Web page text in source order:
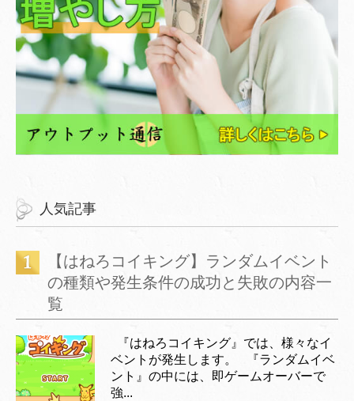
人気記事
【はねろコイキング】ランダムイベント
の種類や発生条件の成功と失敗の内容一
覧
『はねろコイキング』では、様々なイ
ベントが発生します。 『ランダムイベ
ント』の中には、即ゲームオーバーで
強...